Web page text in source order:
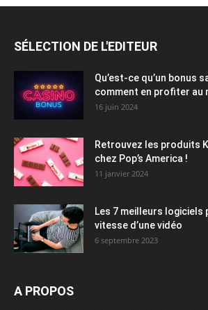
SÉLECTION DE L'EDITEUR
Qu’est-ce qu’un bonus
comment en profiter au
16 juin 2024
Retrouvez les produits
chez Pop’s America !
11 janvier 2024
Les 7 meilleurs logiciels
vitesse d’une vidéo
6 septembre 2023
A PROPOS